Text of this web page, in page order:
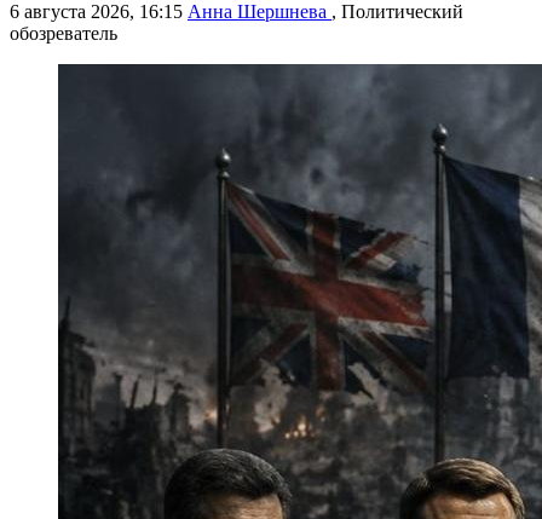
6 августа 2026, 16:15 Анна Шершнева , Политический
обозреватель